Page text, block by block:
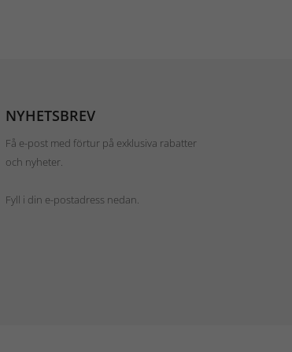
NYHETSBREV
Få e-post med förtur på exklusiva rabatter
och nyheter.
Fyll i din e-postadress nedan.